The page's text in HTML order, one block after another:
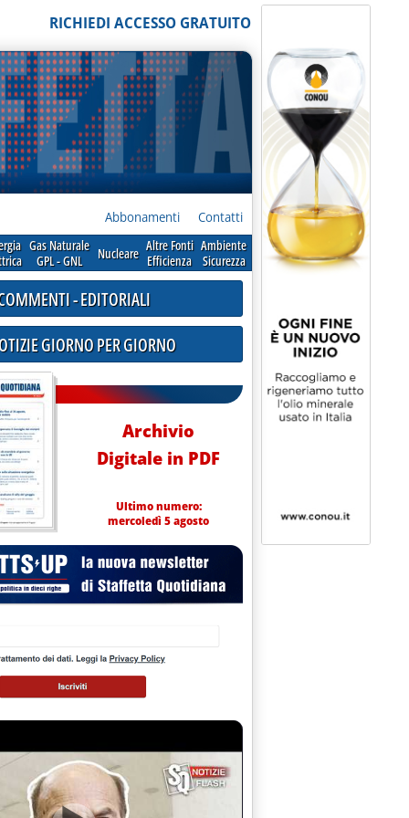
RICHIEDI ACCESSO GRATUITO
Abbonamenti Contatti
Gas Naturale
GPL - GNL
Nucleare Altre Fonti
Efficienza
Ambiente
Sicurezza
calo nonostante l'effetto calendario'
- EDITORIALI
GIORNO PER GIORNO
Archivio
Digitale in PDF
Ultimo numero:
mercoledì 5 agosto